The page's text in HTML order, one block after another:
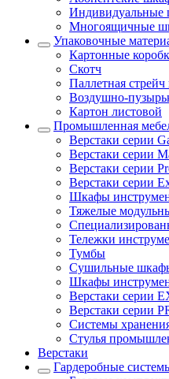
Индивидуальные
Многоящичные
Упаковочные
Картонные
Скотч
Паллетная стрейч
Воздушно-
Картон листовой
Промышленная
Верстаки серии
Верстаки серии
Верстаки серии
Верстаки серии
Шкафы
Тяжелые
Тележки
Тумбы
Cушильные
Шкафы
Верстаки серии
Верстаки серии
Системы
Стулья
Верстаки
Гардеробные